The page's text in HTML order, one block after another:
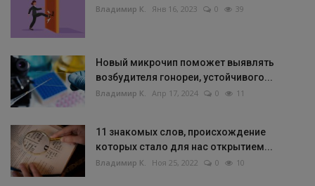
Владимир К. Янв 16, 2023 0 39
Новый микрочип поможет выявлять
возбудителя гонореи, устойчивого...
Владимир К. Апр 17, 2024 0 11
11 знакомых слов, происхождение
которых стало для нас открытием...
Владимир К. Ноя 25, 2022 0 10